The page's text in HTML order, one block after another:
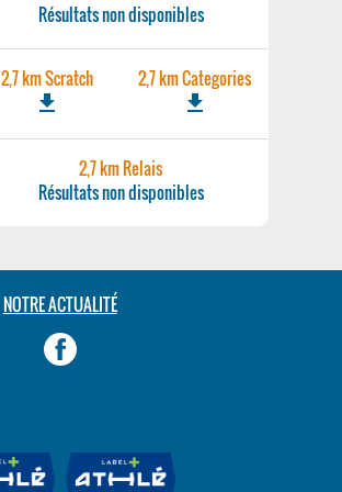
Résultats non disponibles
2,7 km Scratch
file_download
2,7 km Categories
file_download
2,7 km Relais
Résultats non disponibles
NOTRE ACTUALITÉ